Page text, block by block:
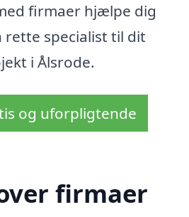
firmaer hjælpe dig
rette specialist til dit
i Ålsrode.
og uforpligtende
firmaer